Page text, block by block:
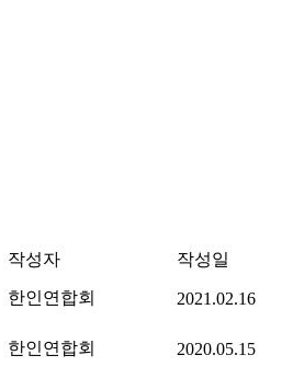
작성자 작성일
한인연합회 2021.02.16
한인연합회 2020.05.15